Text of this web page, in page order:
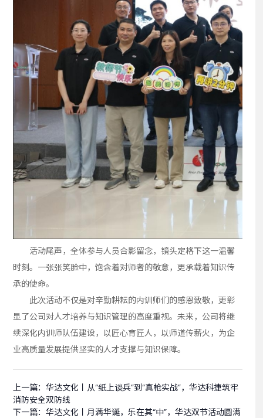
活动尾声，全体参与人员合影留念，镜头定格下这一温馨
时刻。一张张笑脸中，饱含着对师者的敬意，更承载着知识传
承的使命。
此次活动不仅是对辛勤耕耘的内训师们的感恩致敬，更彰
显了公司对人才培养与知识管理的高度重视。未来，公司将继
续深化内训师队伍建设，以匠心育匠人，以师道传薪火，为企
业高质量发展提供坚实的人才支撑与知识保障。
上一篇： 华达文化丨从“纸上谈兵”到“真枪实战”，华达科捷筑牢
消防安全双防线
下一篇： 华达文化丨月满华诞，乐在其“中”，华达双节活动圆满